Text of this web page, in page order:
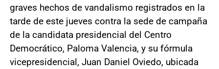
graves hechos de vandalismo registrados en la
tarde de este jueves contra la sede de campaña
de la candidata presidencial del Centro
Democrático, Paloma Valencia, y su fórmula
vicepresidencial, Juan Daniel Oviedo, ubicada